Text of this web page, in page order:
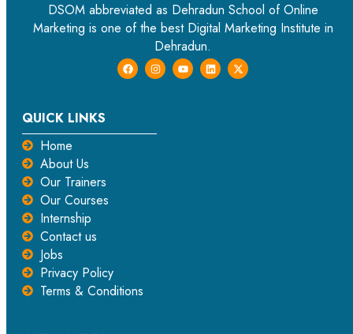
DSOM abbreviated as Dehradun School of Online
Marketing is one of the best Digital Marketing Institute in
Dehradun.
QUICK LINKS
Home
About Us
Our Trainers
Our Courses
Internship
Contact us
Jobs
Privacy Policy
Terms & Conditions